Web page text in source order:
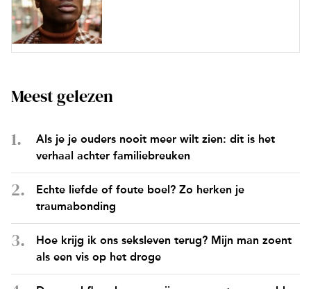
Meest gelezen
Als je je ouders nooit meer wilt zien: dit is het
verhaal achter familiebreuken
Echte liefde of foute boel? Zo herken je
traumabonding
Hoe krijg ik ons seksleven terug? Mijn man zoent
als een vis op het droge